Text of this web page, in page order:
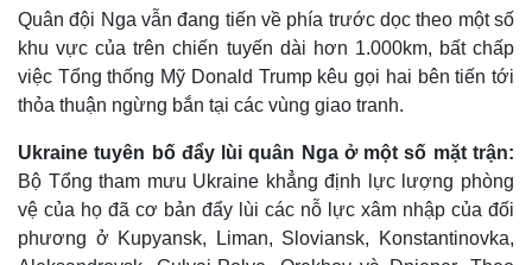
Quân đội Nga vẫn đang tiến về phía trước dọc theo một số
khu vực của trên chiến tuyến dài hơn 1.000km, bất chấp
việc Tổng thống Mỹ Donald Trump kêu gọi hai bên tiến tới
thỏa thuận ngừng bắn tại các vùng giao tranh.
Ukraine tuyên bố đẩy lùi quân Nga ở một số mặt trận:
Bộ Tổng tham mưu Ukraine khẳng định lực lượng phòng
vệ của họ đã cơ bản đẩy lùi các nỗ lực xâm nhập của đối
phương ở Kupyansk, Liman, Sloviansk, Konstantinovka,